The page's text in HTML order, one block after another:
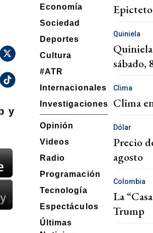
y
Economía
Sociedad
Deportes
Cultura
#ATR
Internacionales
Investigaciones
Opinión
Videos
Radio
Programación
Tecnología
Espectáculos
Últimas
Quiniela
sábado,
Clima
Clima
Dólar
Precio
agosto
Colombia
La
Trump